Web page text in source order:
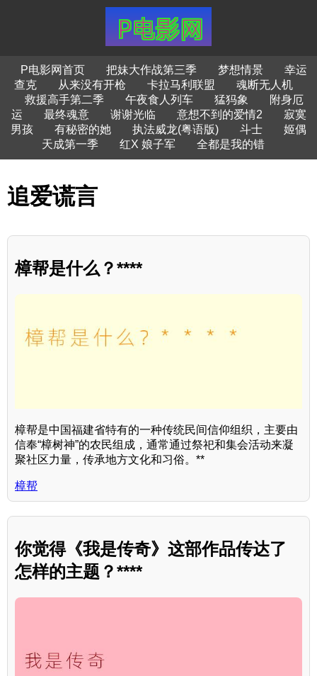
P电影网首页 把妹大作战第三季 梦想情景
幸运
查克
从来没有开枪 卡拉马利联盟
魂断无人机
救援高手第二季
午夜食人列车 猛犸象
附身厄
运
最终魂意 谢谢光临 意想不到的爱情2
寂寞
男孩
有秘密的她 执法威龙(粤语版) 斗士
姬偶
天成第一季
红X 娘子军 全都是我的错
追爱谎言
樟帮是什么？****
樟帮是中国福建省特有的一种传统民间信仰组织，主要由
信奉“樟树神”的农民组成，通常通过祭祀和集会活动来凝
聚社区力量，传承地方文化和习俗。**
樟帮
你觉得《我是传奇》这部作品传达了
怎样的主题？****